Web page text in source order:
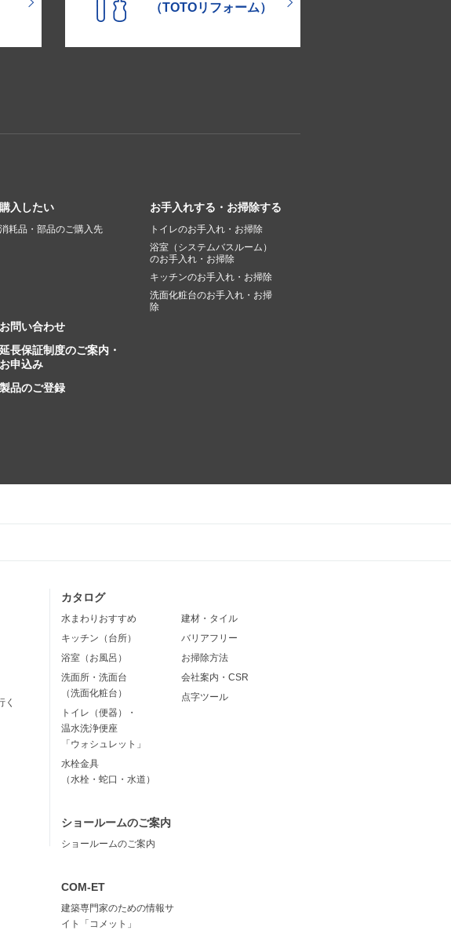
（TOTOリフォーム）
購入したい
消耗品・部品のご購入先
お手入れする・お掃除する
トイレのお手入れ・お掃除
浴室（システムバスルーム）
のお手入れ・お掃除
キッチンのお手入れ・お掃除
洗面化粧台のお手入れ・お掃
除
お問い合わせ
延長保証制度のご案内・
お申込み
製品のご登録
く
カタログ
水まわりおすすめ
キッチン（台所）
浴室（お風呂）
洗面所・洗面台
（洗面化粧台）
トイレ（便器）・
温水洗浄便座
「ウォシュレット」
水栓金具
（水栓・蛇口・水道）
建材・タイル
バリアフリー
お掃除方法
会社案内・CSR
点字ツール
ショールームのご案内
ショールームのご案内
COM-ET
建築専門家のための情報サ
イト「コメット」